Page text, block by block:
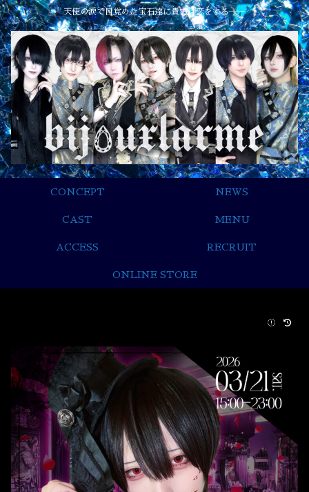
天使の涙で目覚めた宝石達に貴方は恋をする――
CONCEPT NEWS
CAST MENU
ACCESS RECRUIT
ONLINE STORE